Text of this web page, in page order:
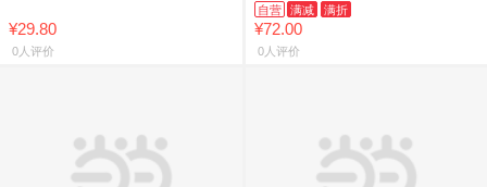
带拼音的儿童绘本小学生
¥29.80
0人评价
自营 满减 满折
¥72.00
0人评价